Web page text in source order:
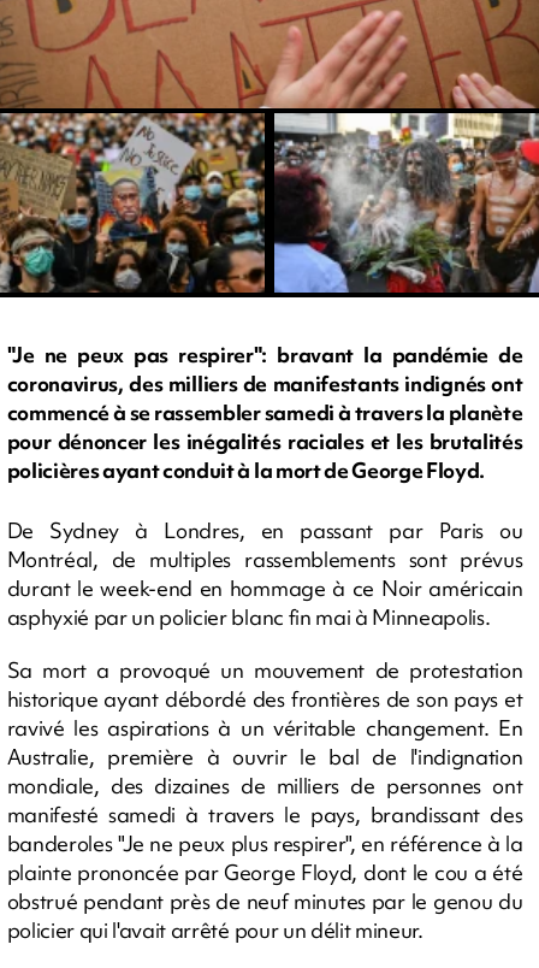
"Je ne peux pas respirer": bravant la pandémie de
coronavirus, des milliers de manifestants indignés ont
commencé à se rassembler samedi à travers la planète
pour dénoncer les inégalités raciales et les brutalités
policières ayant conduit à la mort de George Floyd.
De Sydney à Londres, en passant par Paris ou
Montréal, de multiples rassemblements sont prévus
durant le week-end en hommage à ce Noir américain
asphyxié par un policier blanc fin mai à Minneapolis.
Sa mort a provoqué un mouvement de protestation
historique ayant débordé des frontières de son pays et
ravivé les aspirations à un véritable changement. En
Australie, première à ouvrir le bal de l'indignation
mondiale, des dizaines de milliers de personnes ont
manifesté samedi à travers le pays, brandissant des
banderoles "Je ne peux plus respirer", en référence à la
plainte prononcée par George Floyd, dont le cou a été
obstrué pendant près de neuf minutes par le genou du
policier qui l'avait arrêté pour un délit mineur.